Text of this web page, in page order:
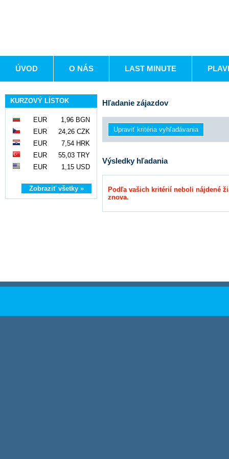
ÚVOD O NÁS LAST MINUTE
KURZOVÝ LÍSTOK
EUR
1,96 BGN
EUR
24,26 CZK
EUR
7,54 HRK
EUR
55,03 TRY
EUR
1,15 USD
Zobraziť všetky »
Hľadanie zájazdov
Výsledky hľadania
Podľa vašich kritérií neboli nájdené
znova.